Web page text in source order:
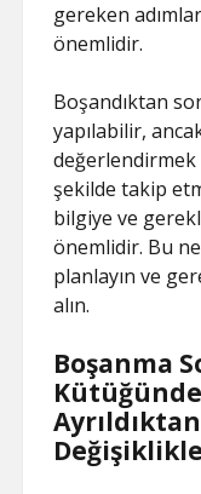
gereken
önemlidir.
Boşandıktan
yapılabilir,
değerlendirmek
şekilde takip
bilgiye ve
önemlidir. Bu
planlayın ve
alın.
Boşanma
Kütüğünde